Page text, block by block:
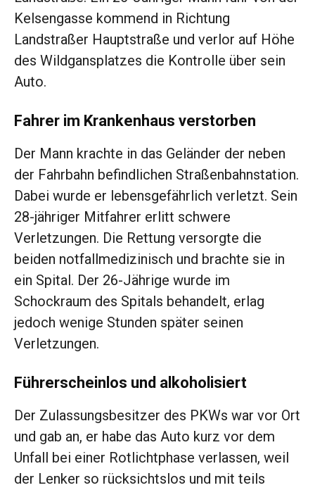
Kelsengasse kommend in Richtung
Landstraßer Hauptstraße und verlor auf Höhe
des Wildgansplatzes die Kontrolle über sein
Auto.
Fahrer im Krankenhaus verstorben
Der Mann krachte in das Geländer der neben
der Fahrbahn befindlichen Straßenbahnstation.
Dabei wurde er lebensgefährlich verletzt. Sein
28-jähriger Mitfahrer erlitt schwere
Verletzungen. Die Rettung versorgte die
beiden notfallmedizinisch und brachte sie in
ein Spital. Der 26-Jährige wurde im
Schockraum des Spitals behandelt, erlag
jedoch wenige Stunden später seinen
Verletzungen.
Führerscheinlos und alkoholisiert
Der Zulassungsbesitzer des PKWs war vor Ort
und gab an, er habe das Auto kurz vor dem
Unfall bei einer Rotlichtphase verlassen, weil
der Lenker so rücksichtslos und mit teils